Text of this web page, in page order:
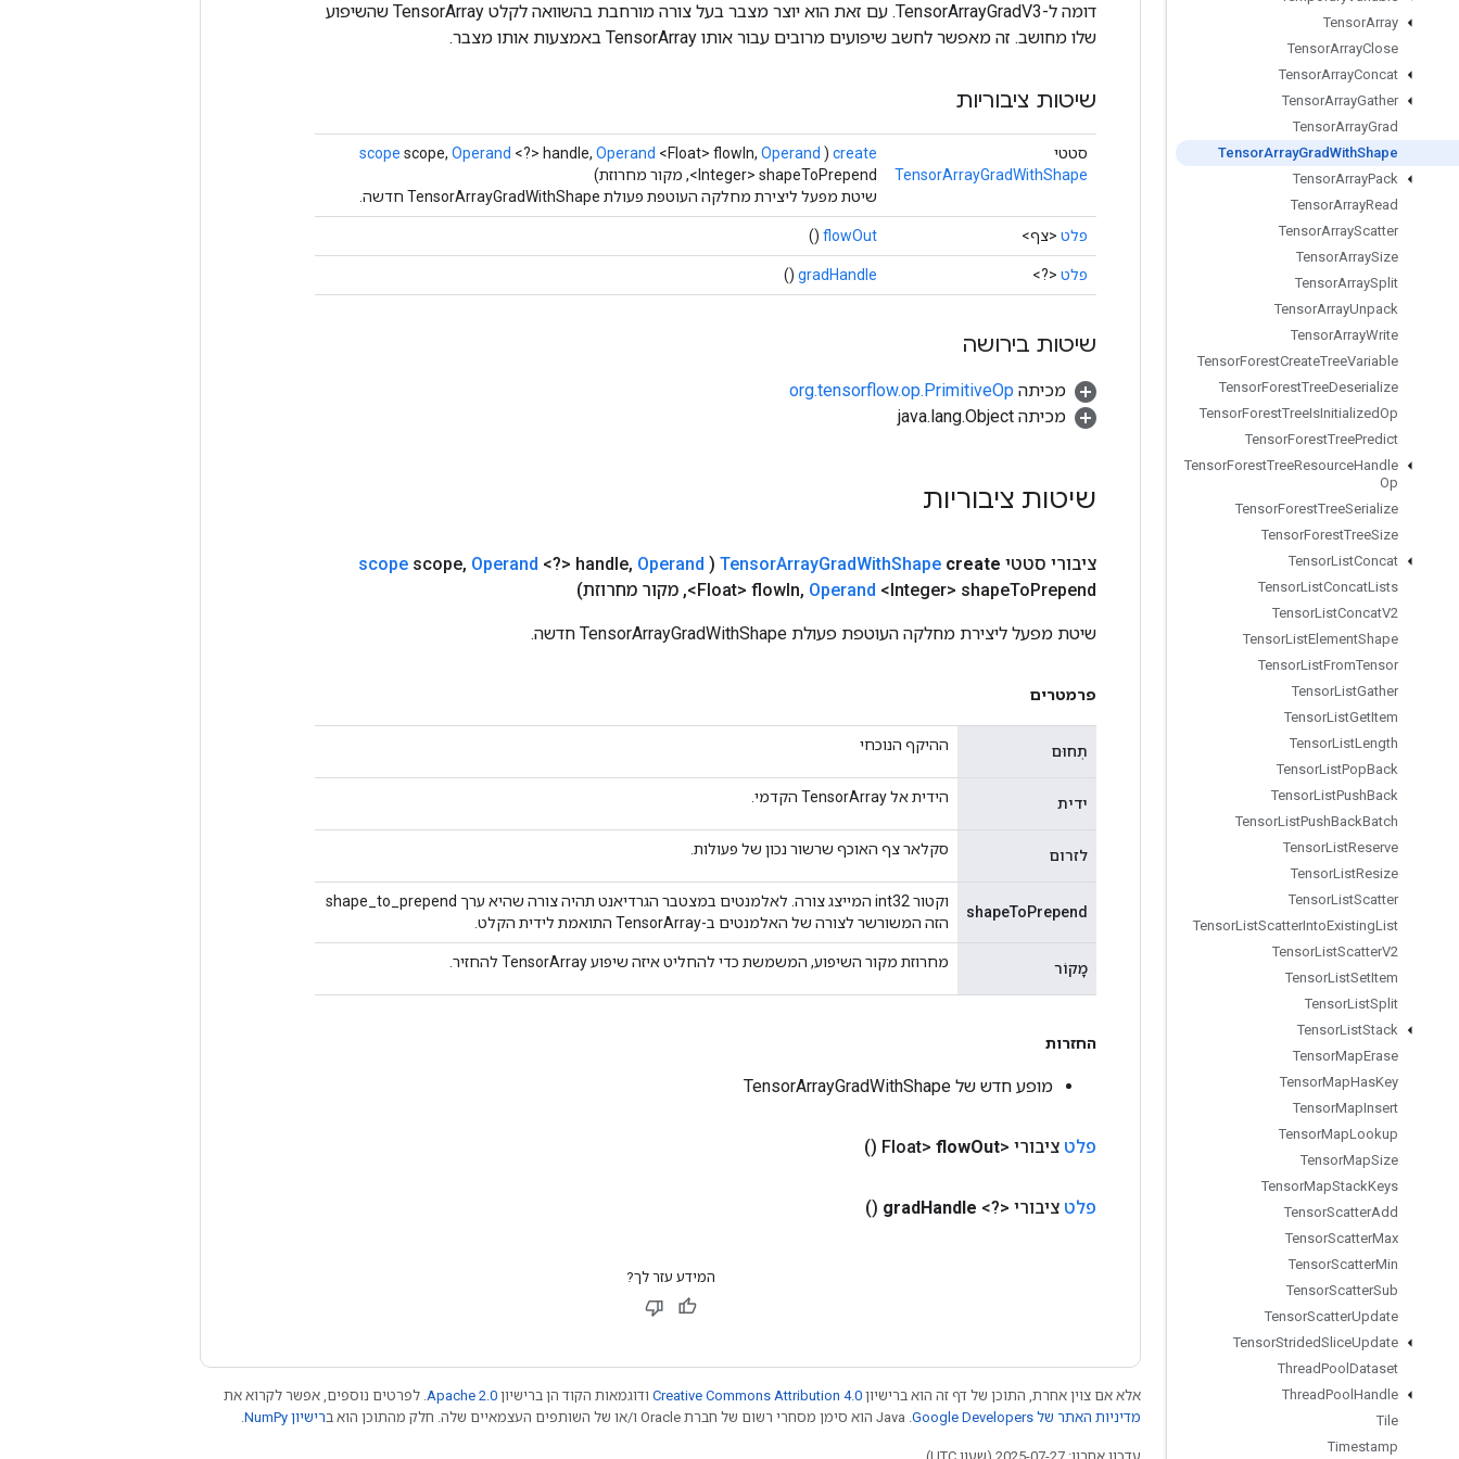
TensorArray
TensorArrayClose
TensorArrayConcat
TensorArrayGather
TensorArrayGrad
TensorArrayGradWithShape
TensorArrayPack
TensorArrayRead
TensorArrayScatter
TensorArraySize
TensorArraySplit
TensorArrayUnpack
TensorArrayWrite
TensorForestCreateTreeVariable
TensorForestTreeDeserialize
TensorForestTreeIsInitializedOp
TensorForestTreePredict
TensorForestTreeResourceHandle
Op
TensorForestTreeSerialize
TensorForestTreeSize
TensorListConcat
TensorListConcatLists
TensorListConcatV2
TensorListElementShape
TensorListFromTensor
TensorListGather
TensorListGetItem
TensorListLength
TensorListPopBack
TensorListPushBack
TensorListPushBackBatch
TensorListReserve
TensorListResize
TensorListScatter
TensorListScatterIntoExistingList
TensorListScatterV2
TensorListSetItem
TensorListSplit
TensorListStack
TensorMapErase
TensorMapHasKey
TensorMapInsert
TensorMapLookup
TensorMapSize
TensorMapStackKeys
TensorScatterAdd
TensorScatterMax
TensorScatterMin
TensorScatterSub
TensorScatterUpdate
TensorStridedSliceUpdate
ThreadPool Dataset
ThreadPool Handle
Tile
Timestamp
דומה ל-TensorArrayGradV3. עם זאת הוא יוצר מצבר בעל צורה מורחבת בהשוואה לקלט TensorArray שהשיפוע
שלו מחושב. זה מאפשר לחשב שיפועים מרובים עבור אותו TensorArray באמצעות אותו מצבר.
שיטות ציבוריות
סטטי
TensorArrayGradWithShape
create
(
scope scope, Operand <?> handle, Operand <Float> flowIn, Operand
<Integer> shapeToPrepend, מקור מחרוזת)
שיטת מפעל ליצירת מחלקה העוטפת פעולת TensorArrayGradWithShape חדשה.
פלט <צף> flowOut
()
פלט <?>
gradHandle
()
שיטות בירושה
מכיתה org.tensorflow.op.PrimitiveOp
מכיתה java.lang.Object
שיטות ציבוריות
ציבורי סטטי TensorArrayGradWithShape create
(
scope scope, Operand <?> handle, Operand
<Float> flowIn, Operand <Integer> shapeToPrepend
, מקור מחרוזת)
שיטת מפעל ליצירת מחלקה העוטפת פעולת TensorArrayGradWithShape חדשה.
פרמטרים
תְחוּם ההיקף הנוכחי
ידית הידית אל TensorArray הקדמי.
לזרום סקלאר צף האוכף שרשור נכון של פעולות.
shapeToPrepend
וקטור int32 המייצג צורה. לאלמנטים במצטבר הגרדיאנט תהיה צורה שהיא ערך shape_to_prepend
הזה המשורשר לצורה של האלמנטים ב-TensorArray התואמת לידית הקלט.
מָקוֹר מחרוזת מקור השיפוע, המשמשת כדי להחליט איזה שיפוע TensorArray להחזיר.
החזרות
מופע חדש של TensorArrayGradWithShape
פלט ציבורי <Float> flowOut
()
פלט ציבורי <?> gradHandle
()
המידע עזר לך?
אלא אם צוין אחרת, התוכן של דף זה הוא ברישיון Creative Commons Attribution 4.0 ודוגמאות הקוד הן ברישיון Apache 2.0 . לפרטים נוספים, אפשר לקרוא את
מדיניות האתר של Google Developers‏
רישיון NumPy‏